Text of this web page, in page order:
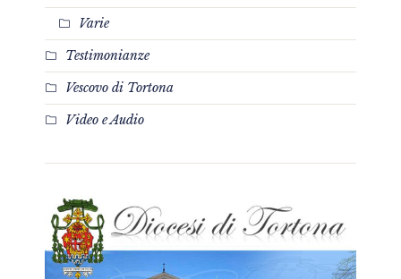
Varie
Testimonianze
Vescovo di Tortona
Video e Audio